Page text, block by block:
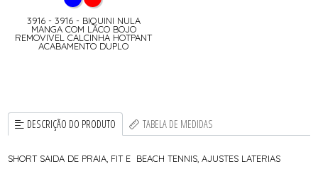
3916 - 3916 - BIQUINI NULA
MANGA COM LACO BOJO
REMOVIVEL CALCINHA HOTPANT
ACABAMENTO DUPLO
DESCRIÇÃO DO PRODUTO TABELA DE MEDIDAS
SHORT SAIDA DE PRAIA, FIT E BEACH TENNIS, AJUSTES LATERIAS